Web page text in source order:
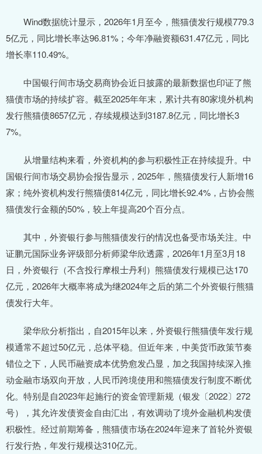
Wind数据统计显示，2026年1月至今，熊猫债发行规模779.3
5亿元，同比增长率达96.81%；今年净融资额631.47亿元，同比
增长率110.49%。
中国银行间市场交易商协会近日披露的最新数据也印证了熊
猫债市场的持续扩容。截至2025年年末，累计共有80家境外机构
发行熊猫债8657亿元，存续规模达到3187.8亿元，同比增长3
7%。
从增量结构来看，外资机构的参与积极性正在持续提升。中
国银行间市场交易协会报告显示，2025年，熊猫债发行人新增16
家；纯外资机构发行熊猫债814亿元，同比增长92.4%，占协会熊
猫债发行金额的50%，较上年提高20个百分点。
其中，外资银行参与熊猫债发行的情况也备受市场关注。中
证鹏元国际业务评级部分析师梁华欣透露，2026年1月至3月18
日，外资银行（不含投行摩根士丹利）熊猫债发行规模已达170
亿元，2026年大概率将成为继2024年之后的第二个外资银行熊猫
债发行大年。
梁华欣分析指出，自2015年以来，外资银行熊猫债年发行规
模通常不超过50亿元，总体平稳。但近年来，中美货币政策节奏
错位之下，人民币融资成本优势愈发凸显，加之我国持续深入推
动金融市场双向开放，人民币跨境使用和熊猫债发行制度不断优
化。特别是自2023年起施行的资金管理新规（银发〔2022〕272
号），其允许发债资金自由汇出，有效调动了境外金融机构发债
积极性。经过前期筹备，熊猫债市场在2024年迎来了首轮外资银
行发行热，年发行规模达310亿元。